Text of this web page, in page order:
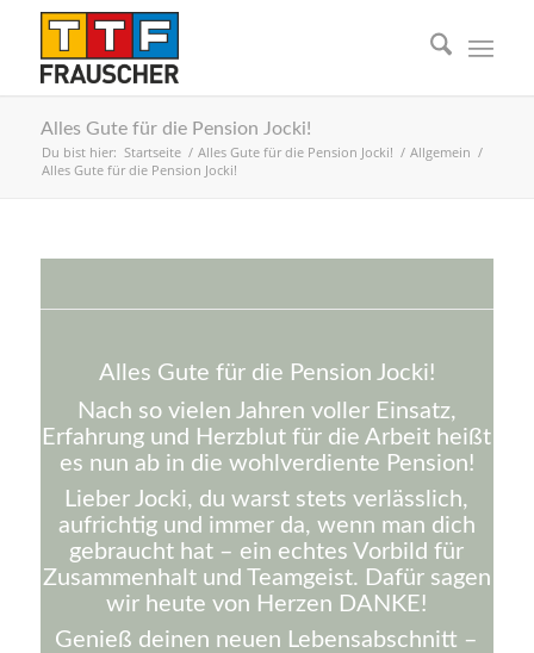
Alles Gute für die Pension Jocki!
Du bist hier: Startseite / Alles Gute für die Pension Jocki! / Allgemein /
Alles Gute für die Pension Jocki!
Alles Gute für die Pension Jocki!
Nach so vielen Jahren voller Einsatz,
Erfahrung und Herzblut für die Arbeit heißt
es nun ab in die wohlverdiente Pension!
Lieber Jocki, du warst stets verlässlich,
aufrichtig und immer da, wenn man dich
gebraucht hat – ein echtes Vorbild für
Zusammenhalt und Teamgeist. Dafür sagen
wir heute von Herzen DANKE!
Genieß deinen neuen Lebensabschnitt –